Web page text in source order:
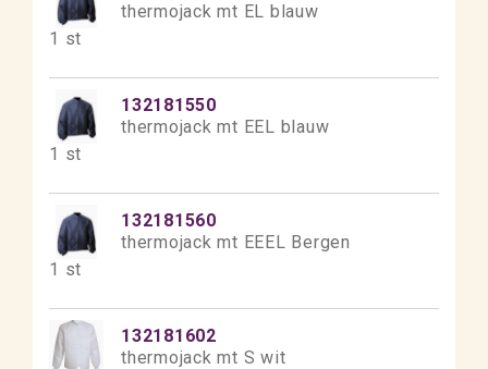
thermojack mt EL blauw
1 st
132181550
thermojack mt EEL blauw
1 st
132181560
thermojack mt EEEL Bergen
1 st
132181602
thermojack mt S wit